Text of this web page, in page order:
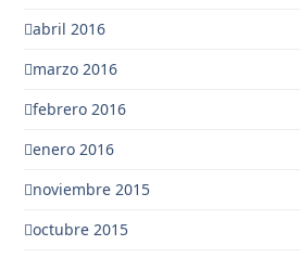
abril 2016
marzo 2016
febrero 2016
enero 2016
noviembre 2015
octubre 2015